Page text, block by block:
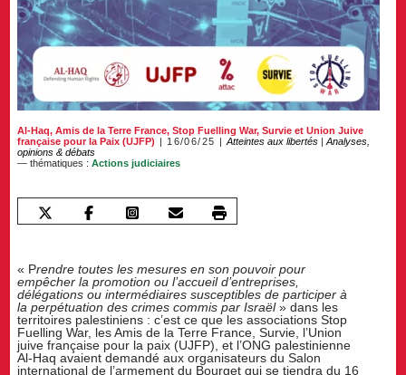
Al-Haq,Amis de la Terre France,Stop Fuelling War,Survie etUnion Juive
française pour la Paix (UJFP)
16/06/25 Atteintes aux libertés |Analyses,
opinions & débats
— thématiques :Actions judiciaires
« Prendre toutes les mesures en son pouvoir pour
empêcher la promotion ou l’accueil d’entreprises,
délégations ou intermédiaires susceptibles de participer à
la perpétuation des crimes commis par Israël» dans les
territoires palestiniens : c’est ce que les associations Stop
Fuelling War, les Amis de la Terre France, Survie, l’Union
juive française pour la paix (UJFP), et l’ONG palestinienne
Al-Haq avaient demandé aux organisateurs du Salon
international de l’armement du Bourget qui se tiendra du 16